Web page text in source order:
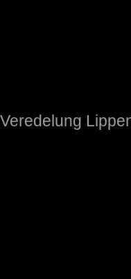
Veredelung